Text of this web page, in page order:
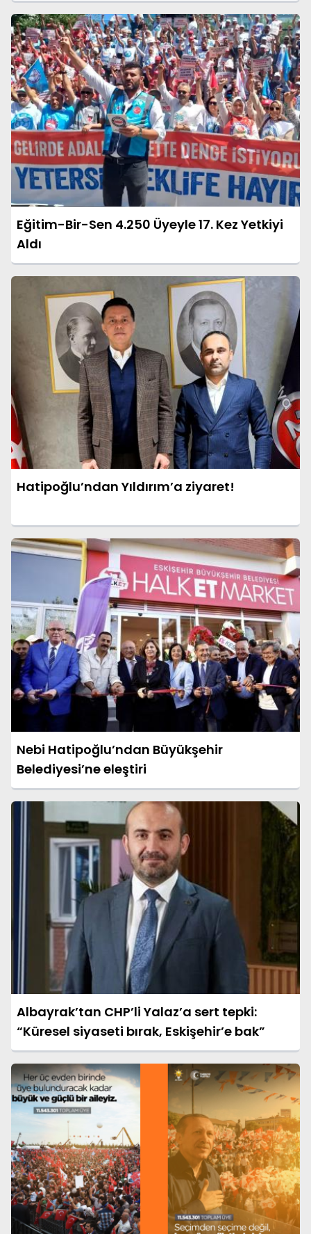
Eğitim-Bir-Sen 4.250 Üyeyle 17. Kez Yetkiyi
Aldı
Hatipoğlu’ndan Yıldırım’a ziyaret!
Nebi Hatipoğlu’ndan Büyükşehir
Belediyesi’ne eleştiri
Albayrak’tan CHP’li Yalaz’a sert tepki:
“Küresel siyaseti bırak, Eskişehir’e bak”